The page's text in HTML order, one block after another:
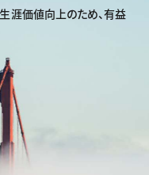
涯価値向上のため、有益